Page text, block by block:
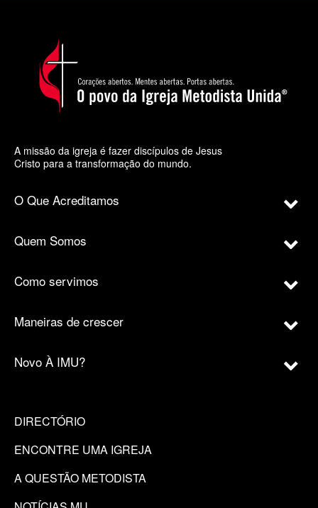
A missão da igreja é fazer discípulos de Jesus
Cristo para a transformação do mundo.
O Que Acreditamos
Quem Somos
Como servimos
Maneiras de crescer
Novo À IMU?
DIRECTÓRIO
ENCONTRE UMA IGREJA
A QUESTÃO METODISTA